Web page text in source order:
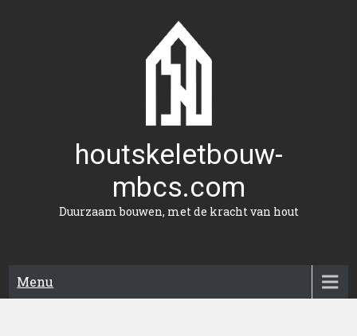
houtskeletbouw-
mbcs.com
Duurzaam bouwen, met de kracht van hout
Menu